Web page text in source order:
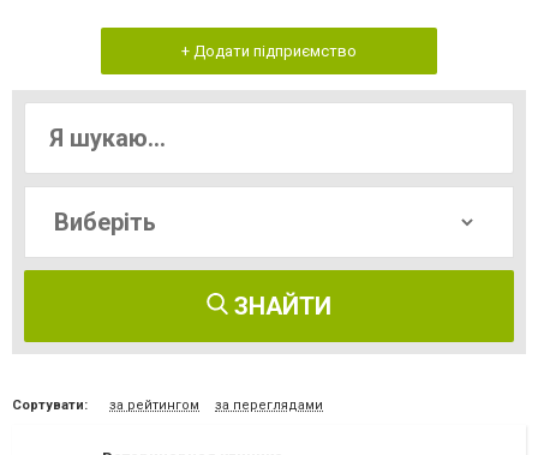
+ Додати підприємство
ЗНАЙТИ
Сортувати: за рейтингом за переглядами